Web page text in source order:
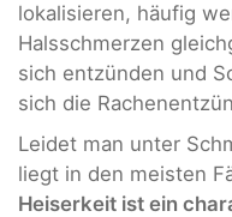
lokalisieren, häufig
Halsschmerzen
sich entzünden und
sich die
Leidet man unter
liegt in den meisten
Heiserkeit ist ein